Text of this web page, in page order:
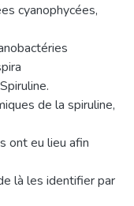
cyanophycées,
de la spiruline,
ont eu lieu afin
là les identifier par